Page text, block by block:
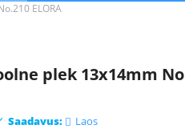
ELORA
plek 13x14mm
Saadavus: Laos